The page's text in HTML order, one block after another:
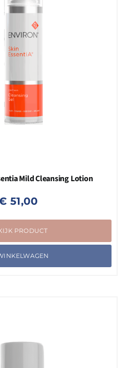
Mild Cleansing Lotion
51,00
PRODUCT